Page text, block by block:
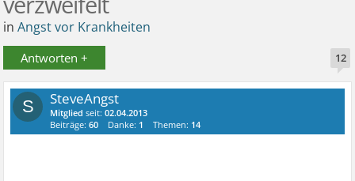
inAngst vor Krankheiten
Antworten + 12
S SteveAngst
Mitglied seit:02.04.2013
Beiträge:60 Danke: 1 Themen: 14